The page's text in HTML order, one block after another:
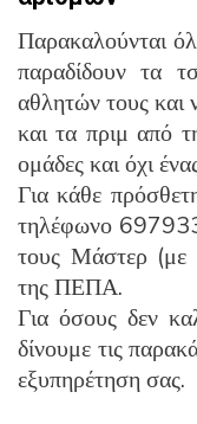
Παρακαλούνται
παραδίδουν τα
αθλητών τους και
και τα πριμ από
ομάδες και όχι
Για κάθε
τηλέφωνο
τους Μάστερ (με
της ΠΕΠΑ.
Για όσους δεν
δίνουμε τις
εξυπηρέτηση σας.